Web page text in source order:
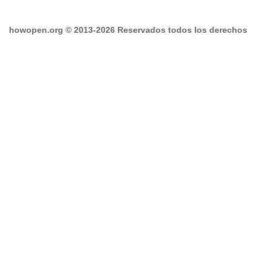
howopen.org © 2013-2026 Reservados todos los derechos